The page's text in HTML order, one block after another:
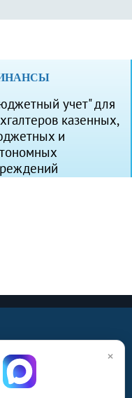
учет" для
казенных,
и
жизни страны.
×